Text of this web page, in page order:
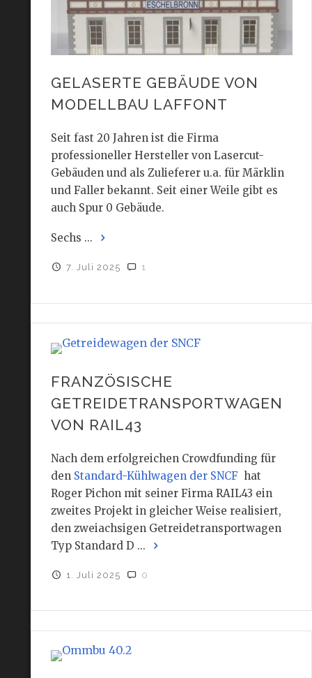
GELASERTE GEBÄUDE VON
MODELLBAU LAFFONT
Seit fast 20 Jahren ist die Firma
professioneller Hersteller von Lasercut-
Gebäuden und als Zulieferer u.a. für Märklin
und Faller bekannt. Seit einer Weile gibt es
auch Spur 0 Gebäude.
Sechs ...
7. Juli 2025 1
FRANZÖSISCHE
GETREIDETRANSPORTWAGEN
VON RAIL43
Nach dem erfolgreichen Crowdfunding für
den Standard-Kühlwagen der SNCF hat
Roger Pichon mit seiner Firma RAIL43 ein
zweites Projekt in gleicher Weise realisiert,
den zweiachsigen Getreidetransportwagen
Typ Standard D ...
1. Juli 2025 0